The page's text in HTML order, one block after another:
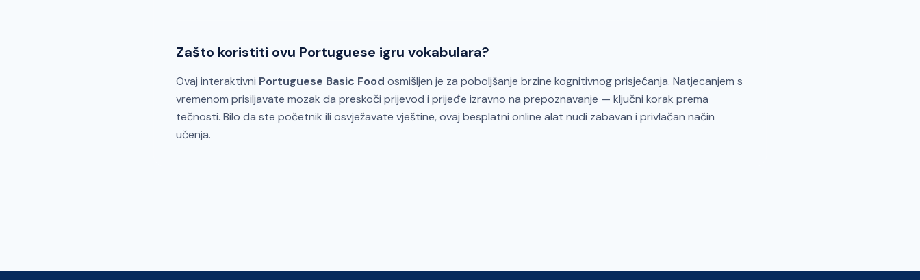
Zašto koristiti ovu Portuguese igru vokabulara?
Ovaj interaktivni Portuguese Basic Food osmišljen je za poboljšanje brzine kognitivnog prisjećanja. Natjecanjem s
vremenom prisiljavate mozak da preskoči prijevod i prijeđe izravno na prepoznavanje — ključni korak prema
tečnosti. Bilo da ste početnik ili osvježavate vještine, ovaj besplatni online alat nudi zabavan i privlačan način
učenja.